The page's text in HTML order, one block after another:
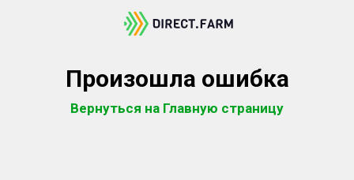
Произошла ошибка
Вернуться на Главную страницу